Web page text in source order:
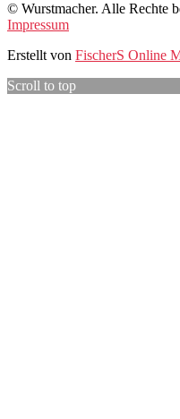
© Wurstmacher. Alle Rechte
Impressum
Erstellt von FischerS Online
Scroll to top